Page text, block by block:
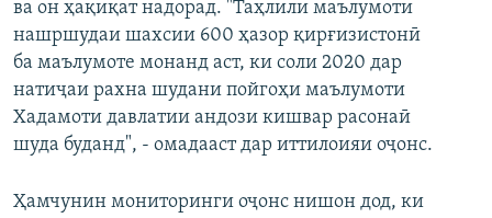
ва он ҳақиқат надорад. "Таҳлили маълумоти
нашршудаи шахсии 600 ҳазор қирғизистонӣ
ба маълумоте монанд аст, ки соли 2020 дар
натиҷаи рахна шудани пойгоҳи маълумоти
Хадамоти давлатии андози кишвар расонаӣ
шуда буданд", - омадааст дар иттилоияи оҷонс.
Ҳамчунин мониторинги оҷонс нишон дод, ки